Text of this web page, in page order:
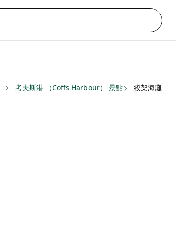
考夫斯港 （Coffs Harbour） 景點 絞架海灘